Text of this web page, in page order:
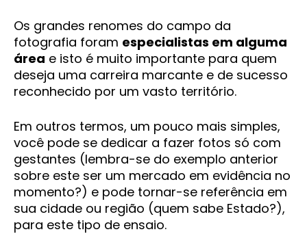
Os grandes renomes do campo da
fotografia foram especialistas em alguma
área e isto é muito importante para quem
deseja uma carreira marcante e de sucesso
reconhecido por um vasto território.
Em outros termos, um pouco mais simples,
você pode se dedicar a fazer fotos só com
gestantes (lembra-se do exemplo anterior
sobre este ser um mercado em evidência no
momento?) e pode tornar-se referência em
sua cidade ou região (quem sabe Estado?),
para este tipo de ensaio.